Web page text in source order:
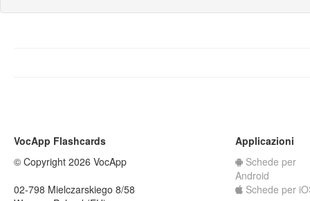
VocApp Flashcards
© Copyright 2026 VocApp
02-798 Mielczarskiego 8/58
Applicazioni
Schede per
Android
Schede per